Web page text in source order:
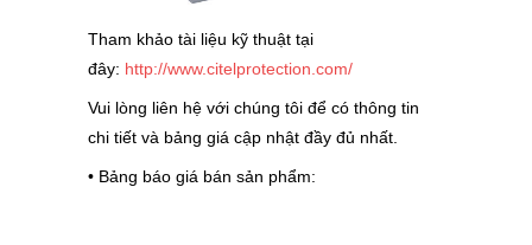
Tham khảo tài liệu kỹ thuật tại
đây: http://www.citelprotection.com/
Vui lòng liên hệ với chúng tôi để có thông tin
chi tiết và bảng giá cập nhật đầy đủ nhất.
• Bảng báo giá bán sản phẩm: